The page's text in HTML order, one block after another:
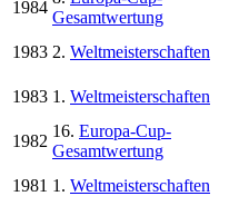
1984
Gesamtwertung
1983 2. Weltmeisterschaften
1983 1. Weltmeisterschaften
1982
16. Europa-Cup-
Gesamtwertung
1981 1. Weltmeisterschaften